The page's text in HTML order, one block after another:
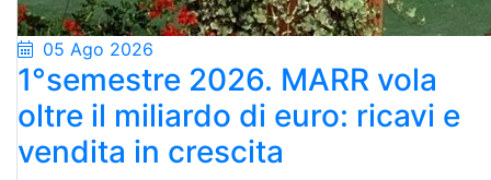
05 Ago 2026
1°semestre 2026. MARR vola
oltre il miliardo di euro: ricavi e
vendita in crescita